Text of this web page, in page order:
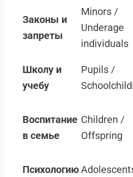
Законы и
запреты
Minors /
Underage
individuals
Школу и
учебу
Pupils /
Воспитание
в семье
Children /
Offspring
Психологию